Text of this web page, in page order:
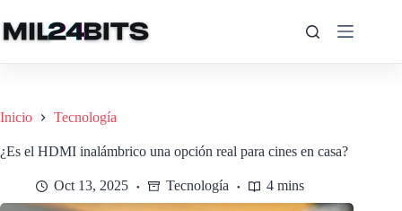
al
contenido
Inicio Tecnología
¿Es el HDMI inalámbrico una opción real para cines en casa?
Oct 13, 2025 Tecnología 4 mins